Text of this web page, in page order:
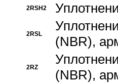
2RSH2
2RSL
(NBR),
2RZ
(NBR),